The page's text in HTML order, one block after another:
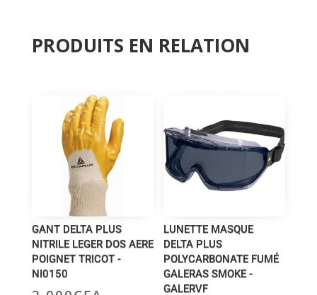
PRODUITS EN RELATION
GANT DELTA PLUS
NITRILE LEGER DOS AERE
POIGNET TRICOT -
NI0150
LUNETTE MASQUE
DELTA PLUS
POLYCARBONATE FUMÉ
GALERAS SMOKE -
GALERVF